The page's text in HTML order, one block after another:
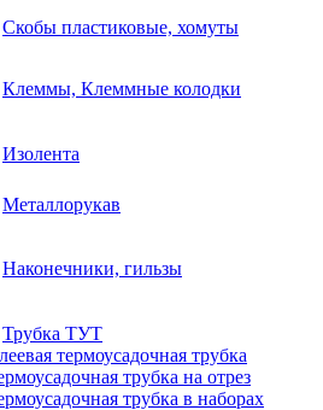
Скобы пластиковые, хомуты
Клеммы, Клеммные колодки
Изолента
Металлорукав
Наконечники, гильзы
Трубка ТУТ
термоусадочная трубка
трубка на отрез
трубка в наборах